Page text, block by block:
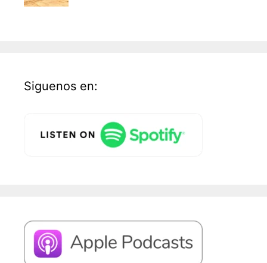
Siguenos en: